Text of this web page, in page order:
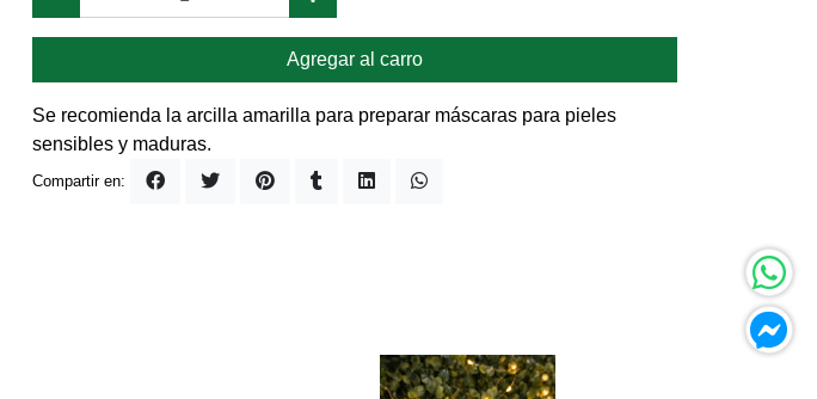
Agregar al carro
Se recomienda la arcilla amarilla para preparar máscaras para pieles
sensibles y maduras.
Compartir en: